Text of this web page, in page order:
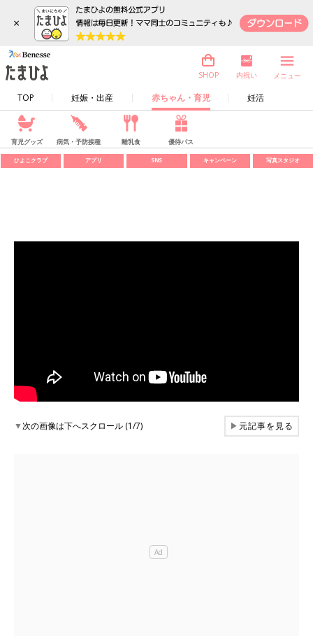
×
TOP 妊娠・出産 赤ちゃん・育児 妊活
SHOP 内祝い メニュー
育児グッズ 病気・予防接種 離乳食 優待パス
ひよこクラブ アプリ SNS キャンペーン 写真スタジオ
▼次の画像は下へスクロール (1/7) ▶元記事を見る